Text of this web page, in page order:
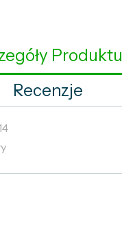
Produktu
Recenzje